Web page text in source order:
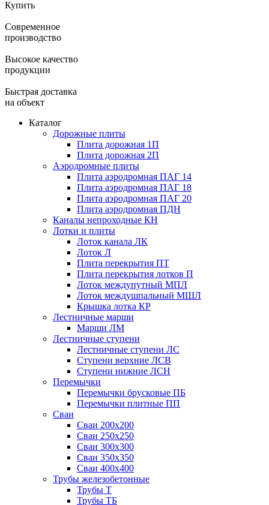
Купить
Современное
производство
Высокое качество
продукции
Быстрая доставка
на объект
Каталог
Дорожные плиты
Плита дорожная 1П
Плита дорожная 2П
Аэродромные плиты
Плита аэродромная ПАГ 14
Плита аэродромная ПАГ 18
Плита аэродромная ПАГ 20
Плита аэродромная ПДН
Каналы непроходные КН
Лотки и плиты
Лоток канала ЛК
Лоток Л
Плита перекрытия ПТ
Плита перекрытия лотков П
Лоток междупутный МПЛ
Лоток междушпальный МШЛ
Крышка лотка КР
Лестничные марши
Марши ЛМ
Лестничные ступени
Лестничные ступени ЛС
Ступени верхние ЛСВ
Ступени нижние ЛСН
Перемычки
Перемычки брусковые ПБ
Перемычки плитные ПП
Сваи
Сваи 200х200
Сваи 250х250
Сваи 300х300
Сваи 350х350
Сваи 400х400
Трубы железобетонные
Трубы Т
Трубы ТБ